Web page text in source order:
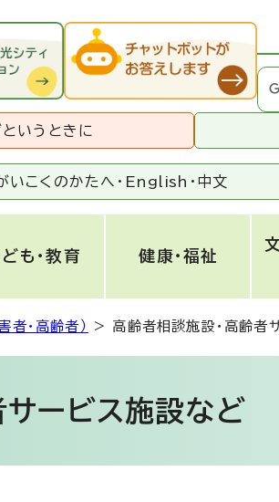
いうときに
いこくのかたへ・ English ・ 中文
も・教育 健康・福祉
者・高齢者） > 高齢者相談施設・高齢者
サービス施設など